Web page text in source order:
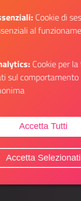
Cookie di
al
Cookie per
sul
Accetta Tutti
Accetta Selezionati